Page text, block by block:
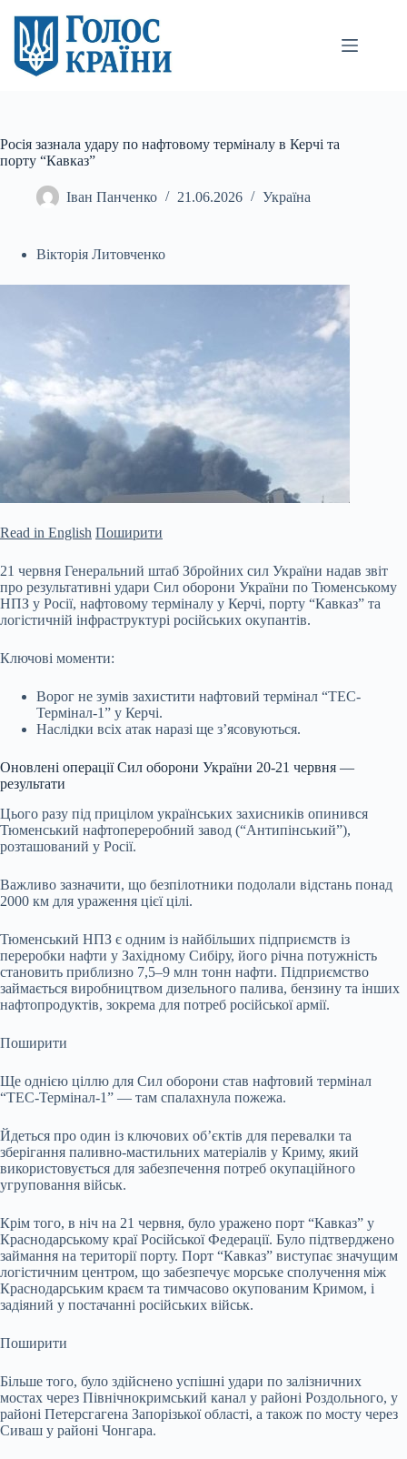
вмісту
Росія зазнала удару по нафтовому терміналу в Керчі та
порту “Кавказ”
Іван Панченко 21.06.2026 Україна
Вікторія Литовченко
Read in English Поширити
21 червня Генеральний штаб Збройних сил України надав звіт
про результативні удари Сил оборони України по Тюменському
НПЗ у Росії, нафтовому терміналу у Керчі, порту “Кавказ” та
логістичній інфраструктурі російських окупантів.
Ключові моменти:
Ворог не зумів захистити нафтовий термінал “ТЕС-
Термінал-1” у Керчі.
Наслідки всіх атак наразі ще з’ясовуються.
Оновлені операції Сил оборони України 20-21 червня —
результати
Цього разу під прицілом українських захисників опинився
Тюменський нафтопереробний завод (“Антипінський”),
розташований у Росії.
Важливо зазначити, що безпілотники подолали відстань понад
2000 км для ураження цієї цілі.
Тюменський НПЗ є одним із найбільших підприємств із
переробки нафти у Західному Сибіру, його річна потужність
становить приблизно 7,5–9 млн тонн нафти. Підприємство
займається виробництвом дизельного палива, бензину та інших
нафтопродуктів, зокрема для потреб російської армії.
Поширити
Ще однією ціллю для Сил оборони став нафтовий термінал
“ТЕС-Термінал-1” — там спалахнула пожежа.
Йдеться про один із ключових об’єктів для перевалки та
зберігання паливно-мастильних матеріалів у Криму, який
використовується для забезпечення потреб окупаційного
угруповання військ.
Крім того, в ніч на 21 червня, було уражено порт “Кавказ” у
Краснодарському краї Російської Федерації. Було підтверджено
займання на території порту. Порт “Кавказ” виступає значущим
логістичним центром, що забезпечує морське сполучення між
Краснодарським краєм та тимчасово окупованим Кримом, і
задіяний у постачанні російських військ.
Поширити
Більше того, було здійснено успішні удари по залізничних
мостах через Північнокримський канал у районі Роздольного, у
районі Петерсгагена Запорізької області, а також по мосту через
Сиваш у районі Чонгара.